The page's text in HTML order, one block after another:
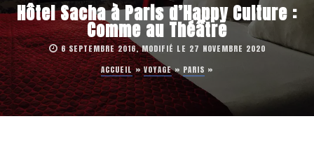
Hôtel Sacha à Paris d’Happy Culture :
Comme au Théâtre
6 SEPTEMBRE 2016, MODIFIÉ LE 27 NOVEMBRE 2020
ACCUEIL»VOYAGE» PARIS »